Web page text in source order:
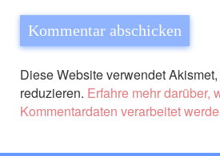
Diese Website verwendet
reduzieren. Erfahre mehr darüber,
Kommentardaten verarbeitet